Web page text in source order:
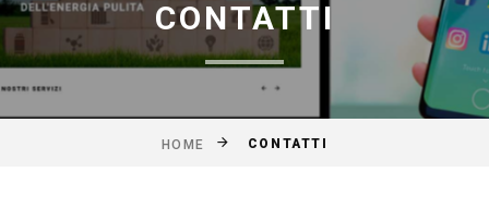
CONTATTI
HOME CONTATTI